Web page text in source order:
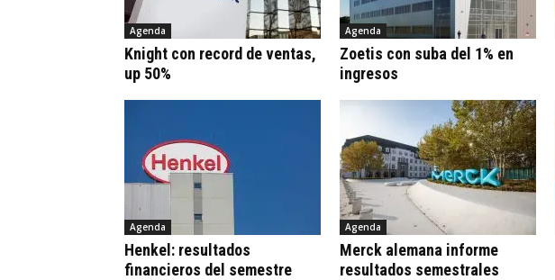
Agenda
Knight con record de ventas,
up 50%
Agenda
Zoetis con suba del 1% en
ingresos
Agenda
Henkel: resultados
financieros del semestre
Agenda
Merck alemana informe
resultados semestrales